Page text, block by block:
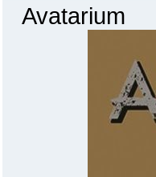
Avatarium